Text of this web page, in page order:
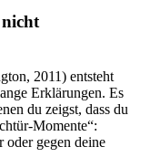
2011) entsteht
Erklärungen. Es
du zeigst, dass du
Momente“:
oder gegen deine